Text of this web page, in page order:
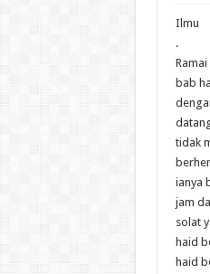
Ilmu
.
bab
tidak
ianya
jam
solat
haid
haid